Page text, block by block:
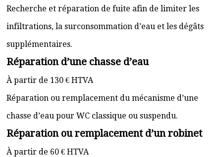
Recherche et réparation de fuite afin de limiter les
infiltrations, la surconsommation d’eau et les dégâts
supplémentaires.
Réparation d’une chasse d’eau
À partir de 130 € HTVA
Réparation ou remplacement du mécanisme d’une
chasse d’eau pour WC classique ou suspendu.
Réparation ou remplacement d’un robinet
À partir de 60 € HTVA